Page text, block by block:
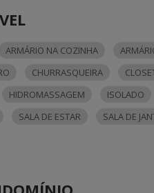
ARMÁRIO NA COZINHA
CHURRASQUEIRA
HIDROMASSAGEM ISOLADO
SALA DE ESTAR SALA DE